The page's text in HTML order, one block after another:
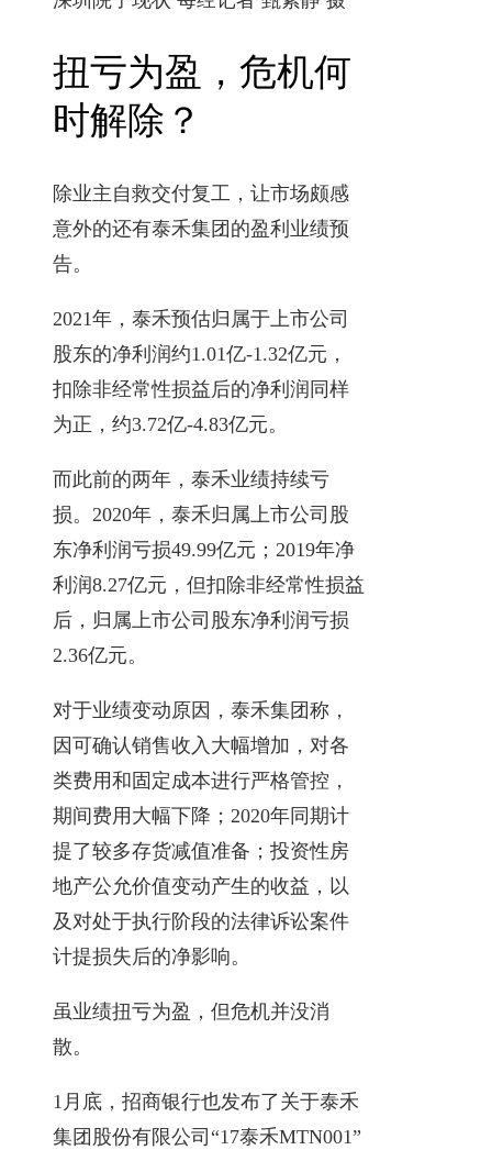
扭亏为盈，危机何
时解除？
除业主自救交付复工，让市场颇感
意外的还有泰禾集团的盈利业绩预
告。
2021年，泰禾预估归属于上市公司
股东的净利润约1.01亿-1.32亿元，
扣除非经常性损益后的净利润同样
为正，约3.72亿-4.83亿元。
而此前的两年，泰禾业绩持续亏
损。2020年，泰禾归属上市公司股
东净利润亏损49.99亿元；2019年净
利润8.27亿元，但扣除非经常性损益
后，归属上市公司股东净利润亏损
2.36亿元。
对于业绩变动原因，泰禾集团称，
因可确认销售收入大幅增加，对各
类费用和固定成本进行严格管控，
期间费用大幅下降；2020年同期计
提了较多存货减值准备；投资性房
地产公允价值变动产生的收益，以
及对处于执行阶段的法律诉讼案件
计提损失后的净影响。
虽业绩扭亏为盈，但危机并没消
散。
1月底，招商银行也发布了关于泰禾
集团股份有限公司“17泰禾MTN001”